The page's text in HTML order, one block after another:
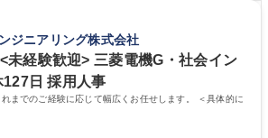
あります。 募集職種 【営業事務】
平均残業時間10H/完全週休2日
レンジを厭わず、粘り強く業務に取り組める
信頼関係を構築でき、期限を意識したスケジュ
来的に他部署（営業部門、コーポレート部門）
あります。 学歴・資格 学歴：大学
地建物取引士
ジニアリング株式会社
未経験歓迎> 三菱電機G・社会イン
日 採用人事
までのご経験に応じて幅広くお任せします。 ＜具体的に